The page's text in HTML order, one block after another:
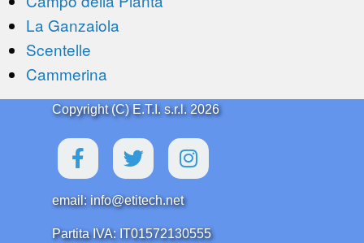
La Ganzaiola
Scentelle
Cammerina
Copyright (C) E.T.I. s.r.l. 2026
email: info@etitech.net
Partita IVA: IT01572130555